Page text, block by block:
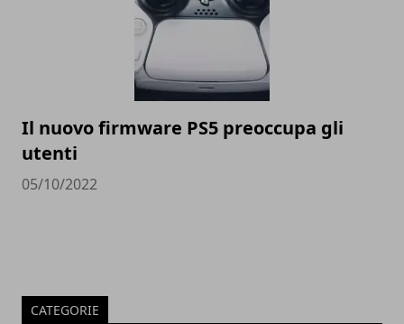
Il nuovo firmware PS5 preoccupa gli
utenti
05/10/2022
CATEGORIE